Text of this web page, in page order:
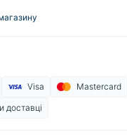
Visa
Mastercard
доставці